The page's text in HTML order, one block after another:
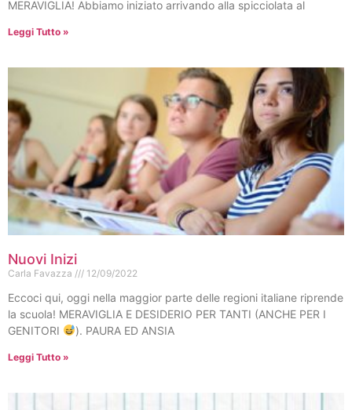
MERAVIGLIA! Abbiamo iniziato arrivando alla spicciolata al
Leggi Tutto »
Nuovi Inizi
Carla Favazza 12/09/2022
Eccoci qui, oggi nella maggior parte delle regioni italiane riprende
la scuola! MERAVIGLIA E DESIDERIO PER TANTI (ANCHE PER I
GENITORI
). PAURA ED ANSIA
Leggi Tutto »